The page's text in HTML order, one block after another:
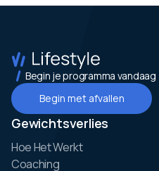
Begin je programma vandaag
Begin met afvallen
Gewichtsverlies
Hoe Het Werkt
Coaching